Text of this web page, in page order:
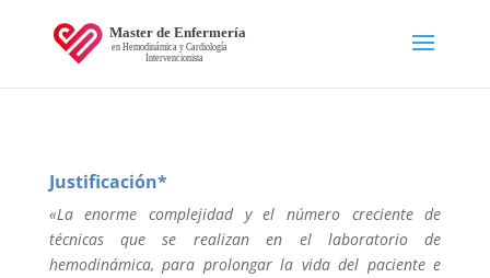
Justificación*
«La enorme complejidad y el número creciente de
técnicas que se realizan en el laboratorio de
hemodinámica, para prolongar la vida del paciente e